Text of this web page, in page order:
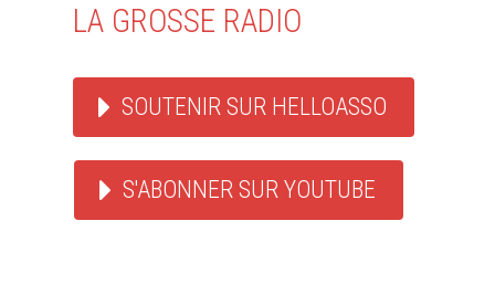
LA GROSSE RADIO
SOUTENIR SUR HELLOASSO
S'ABONNER SUR YOUTUBE